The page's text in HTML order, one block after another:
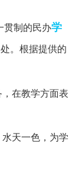
贯制的民办学
。根据提供的
在教学方面表
天一色，为学